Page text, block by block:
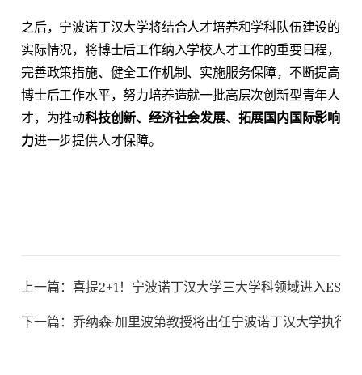
之后，宁波诺丁汉大学将结合人才培养和学科队伍建设的
实际情况，将博士后工作纳入学校人才工作的重要日程，
完善政策措施、健全工作机制、实施服务保障，不断提高
博士后工作水平，努力培养造就一批高层次创新型青年人
才，为推动科技创新、经济社会发展、拓展国内国际影响
力进一步提供人才保障。
上一篇： 喜提2+1！宁波诺丁汉大学三大学科领域进入ESI全
下一篇： 乔纳森·加里波第教授将出任宁波诺丁汉大学执行